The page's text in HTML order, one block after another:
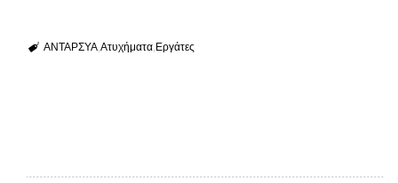
ΑΝΤΑΡΣΥΑ Ατυχήματα Εργάτες